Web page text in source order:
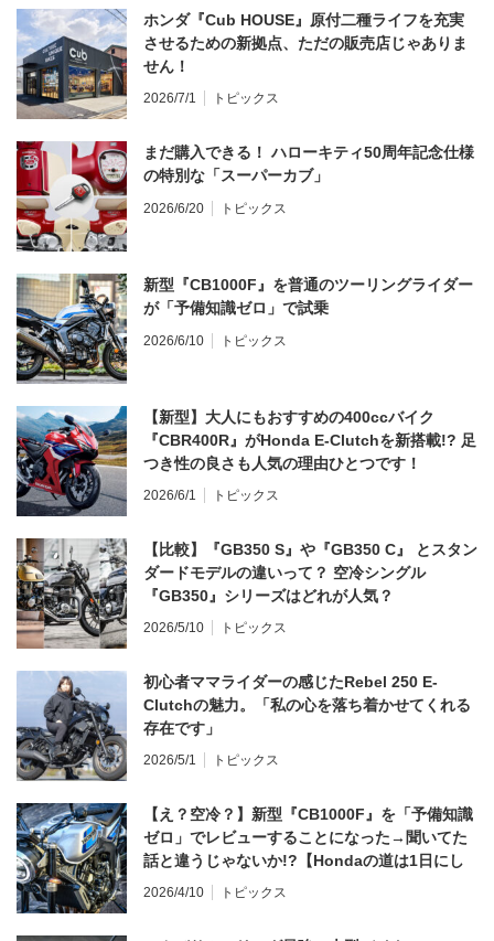
ホンダ『Cub HOUSE』原付二種ライフを充実
させるための新拠点、ただの販売店じゃありま
せん！
2026/7/1 トピックス
まだ購入できる！ ハローキティ50周年記念仕様
の特別な「スーパーカブ」
2026/6/20 トピックス
新型『CB1000F』を普通のツーリングライダー
が「予備知識ゼロ」で試乗
2026/6/10 トピックス
【新型】大人にもおすすめの400ccバイク
『CBR400R』がHonda E-Clutchを新搭載!? 足
つき性の良さも人気の理由ひとつです！
2026/6/1 トピックス
【比較】『GB350 S』や『GB350 C』 とスタン
ダードモデルの違いって？ 空冷シングル
『GB350』シリーズはどれが人気？
2026/5/10 トピックス
初心者ママライダーの感じたRebel 250 E-
Clutchの魅力。「私の心を落ち着かせてくれる
存在です」
2026/5/1 トピックス
【え？空冷？】新型『CB1000F』を「予備知識
ゼロ」でレビューすることになった→聞いてた
話と違うじゃないか!?【Hondaの道は1日にし
てならず／CB1000F ①第一印象 編】
2026/4/10 トピックス